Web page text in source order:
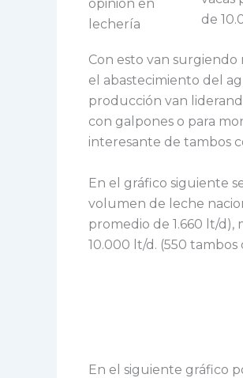
opinión en
lechería
de
Con esto van surgiendo
el abastecimiento del
producción van
con galpones o para
interesante de tambos
En el gráfico siguiente
volumen de leche
promedio de 1.660 lt/
10.000 lt/d. (550
En el siguiente gráfico